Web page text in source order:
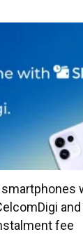
and
fee